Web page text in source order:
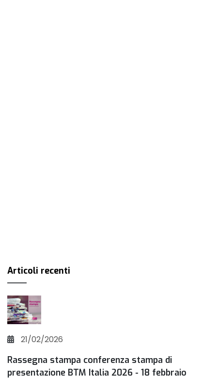
Articoli recenti
21/02/2026
Rassegna stampa conferenza stampa di
presentazione BTM Italia 2026 - 18 febbraio